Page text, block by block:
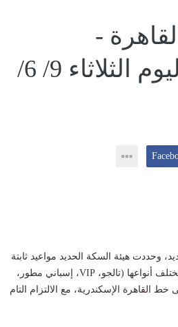
-
الإسكندرية" والعكس اليوم الثلاثاء 9/ 6/
وحددت هيئة السكة الحديد مواعيد ثابتة
قائمة بمواعيد القطارات بمختلف أنواعها (تالجو، VIP، إسباني مطور،
القاهرة الإسكندرية، مع الالتزام التام